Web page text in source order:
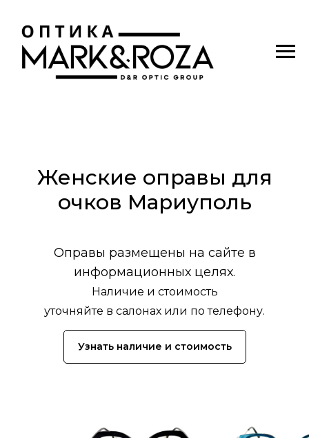
Женские оправы для
очков Мариуполь
Оправы размещены на сайте в
информационных целях.
Наличие и стоимость
уточняйте в салонах или по телефону.
Узнать наличие и стоимость